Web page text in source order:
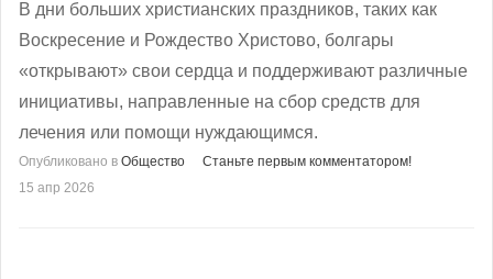
В дни больших христианских праздников, таких как
Воскресение и Рождество Христово, болгары
«открывают» свои сердца и поддерживают различные
инициативы, направленные на сбор средств для
лечения или помощи нуждающимся.
Опубликовано в Общество
Станьте первым комментатором!
15 апр 2026